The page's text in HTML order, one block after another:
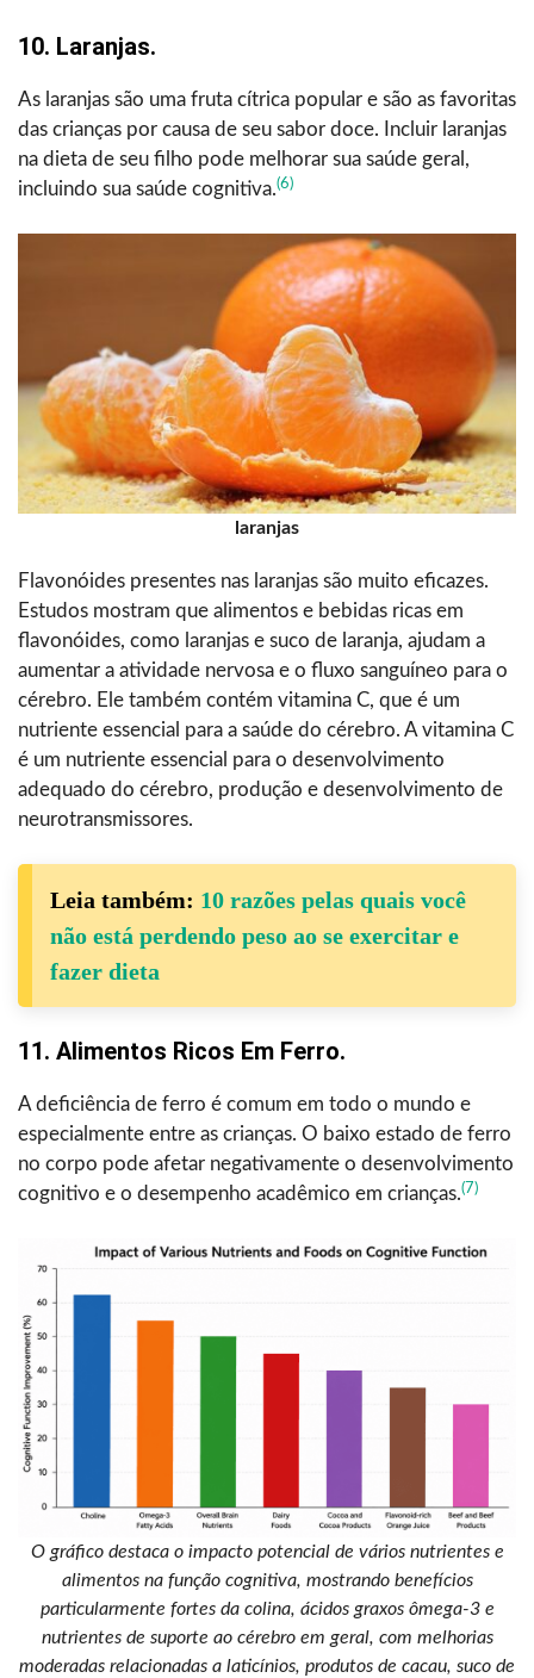
10. Laranjas.
As laranjas são uma fruta cítrica popular e são as favoritas
das crianças por causa de seu sabor doce. Incluir laranjas
na dieta de seu filho pode melhorar sua saúde geral,
incluindo sua saúde cognitiva.(6)
laranjas
Flavonóides presentes nas laranjas são muito eficazes.
Estudos mostram que alimentos e bebidas ricas em
flavonóides, como laranjas e suco de laranja, ajudam a
aumentar a atividade nervosa e o fluxo sanguíneo para o
cérebro. Ele também contém vitamina C, que é um
nutriente essencial para a saúde do cérebro. A vitamina C
é um nutriente essencial para o desenvolvimento
adequado do cérebro, produção e desenvolvimento de
neurotransmissores.
Leia também: 10 razões pelas quais você
não está perdendo peso ao se exercitar e
fazer dieta
11. Alimentos Ricos Em Ferro.
A deficiência de ferro é comum em todo o mundo e
especialmente entre as crianças. O baixo estado de ferro
no corpo pode afetar negativamente o desenvolvimento
cognitivo e o desempenho acadêmico em crianças.(7)
O gráfico destaca o impacto potencial de vários nutrientes e
alimentos na função cognitiva, mostrando benefícios
particularmente fortes da colina, ácidos graxos ômega-3 e
nutrientes de suporte ao cérebro em geral, com melhorias
moderadas relacionadas a laticínios, produtos de cacau, suco de